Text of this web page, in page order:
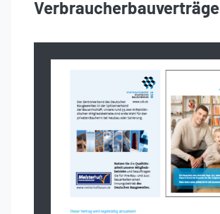
Verbraucherbauverträge